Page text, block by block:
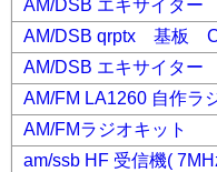
AM/DSB エキサイター
AM/DSB qrptx 基板
AM/DSB エキサイタ
AM/FM LA1260 自作ラ
AM/FMラジオキット
am/ssb HF 受信機(